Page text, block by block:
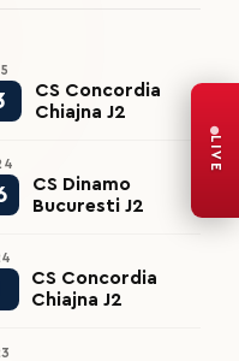
CS Concordia
Chiajna J2
CS Dinamo
Bucuresti J2
CS Concordia
Chiajna J2
LIVE